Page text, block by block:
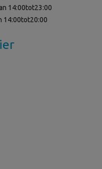
14:00tot23:00
14:00tot20:00